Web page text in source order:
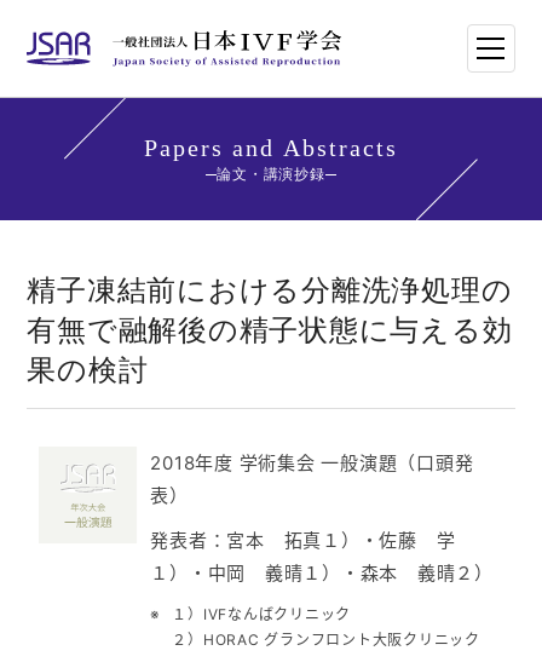
HOME
学会講師紹介
年次大会・イベント
世界のトレンド
Papers and Abstracts
論文・講演抄録
精子凍結前における分離洗浄処理の
有無で融解後の精子状態に与える効
果の検討
2018年度 学術集会 一般演題（口頭発
表）
発表者：宮本 拓真１）・佐藤 学
１）・中岡 義晴１）・森本 義晴２）
１）IVFなんばクリニック
２）HORAC グランフロント大阪クリニック